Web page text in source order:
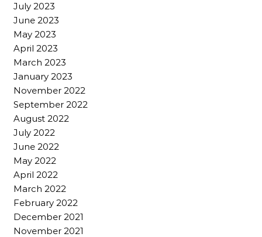
July 2023
June 2023
May 2023
April 2023
March 2023
January 2023
November 2022
September 2022
August 2022
July 2022
June 2022
May 2022
April 2022
March 2022
February 2022
December 2021
November 2021